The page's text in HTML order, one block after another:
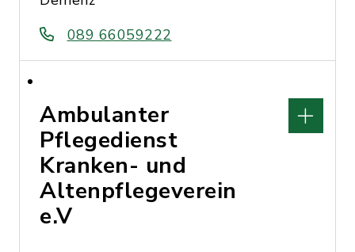
089 66059222
Ambulanter
Pflegedienst
Kranken- und
Altenpflegeverein
e.V